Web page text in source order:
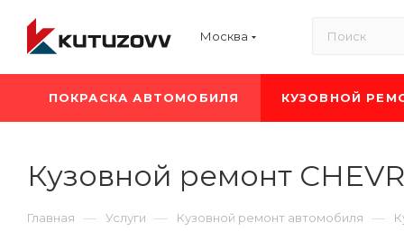
Москва
ПОКРАСКА АВТОМОБИЛЯ КУЗОВНОЙ
Кузовной ремонт
Главная — Услуги — Кузовной ремонт автомобиля —